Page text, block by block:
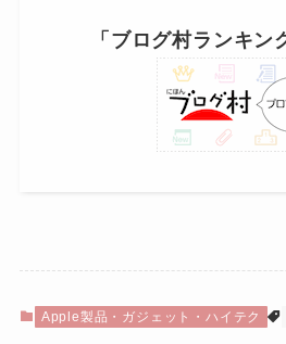
「ブログ村ランキン
Apple製品・ガジェット・ハイテク